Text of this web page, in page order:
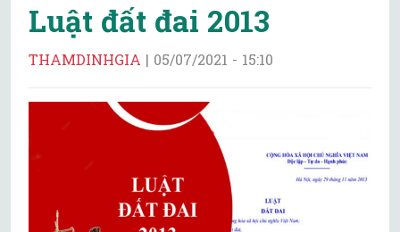
Luật đất đai 2013
THAMDINHGIA | 05/07/2021 - 15:10